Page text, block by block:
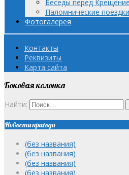
Беседы перед
Паломнические поездки
Фотогалерея
Контакты
Реквизиты
Карта сайта
Боковая колонка
Найти:
Новости прихода
(без названия)
(без названия)
(без названия)
(без названия)